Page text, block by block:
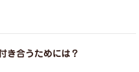
き合うためには？